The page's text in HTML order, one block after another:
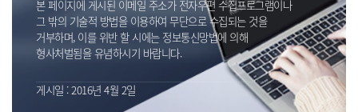
본 페이지에 게시된 이메일 주소가 전자우편 수집프로그램이나
그 밖의 기술적 방법을 이용하여 무단으로 수집되는 것을
거부하며, 이를 위반 할 시에는 정보통신망법에 의해
형사처벌됨을 유념하시기 바랍니다.
게시일 : 2016년 4월 2일